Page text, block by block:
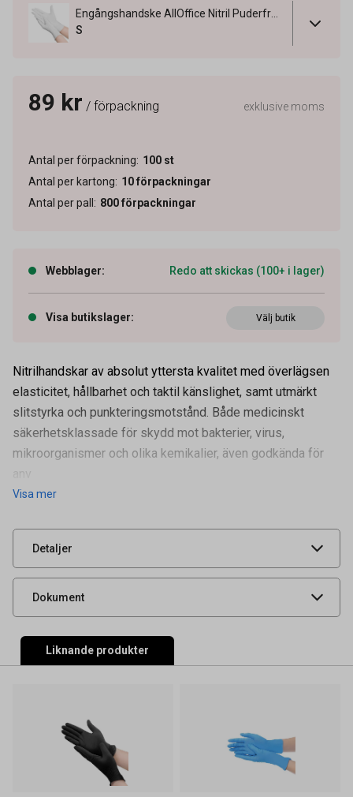
Engångshandske AllOffice Nitril Puderfri Vit S
S
89 kr / förpackning exklusive moms
Antal per förpackning: 100 st
Antal per kartong: 10förpackningar
Antal per pall : 800förpackningar
Webblager: Redo att skickas (100+ i lager)
Visa butikslager: Välj butik
Nitrilhandskar av absolut yttersta kvalitet med överlägsen
elasticitet, hållbarhet och taktil känslighet, samt utmärkt
slitstyrka och punkteringsmotstånd. Både medicinskt
säkerhetsklassade för skydd mot bakterier, virus,
mikroorganismer och olika kemikalier, även godkända för
Visa mer
Detaljer
Leverantörens
UNSPSC 42132200
Dokument
Produktdatablad
Liknande produkter